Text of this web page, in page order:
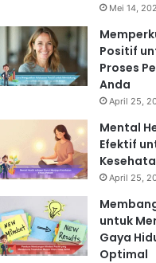
Mei 14,
Positif
Proses
Anda
April 25,
Mental
Efektif
April 25,
untuk
Gaya
Optimal